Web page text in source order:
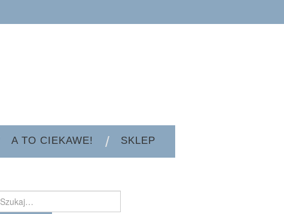
A TO CIEKAWE! SKLEP
Search
for: